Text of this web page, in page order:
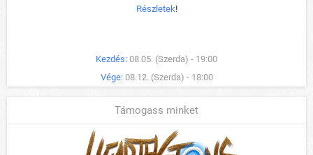
Részletek!
Kezdés: 08.05. (Szerda) - 19:00
Vége: 08.12. (Szerda) - 18:00
Támogass minket